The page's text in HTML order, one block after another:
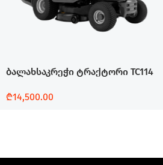
ბალახსაკრეჭი ტრაქტორი TC114
₾14,500.00